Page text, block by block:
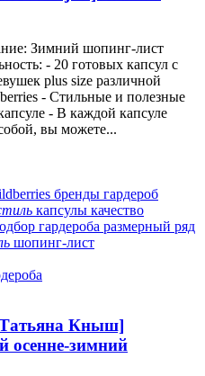
Зимний шопинг-лист
- 20 готовых капсул с
plus size различной
- Стильные и полезные
- В каждой капсуле
вы можете...
бренды гардероб
капсулы качество
гардероба размерный ряд
шопинг-лист
Кныш]
осенне-зимний